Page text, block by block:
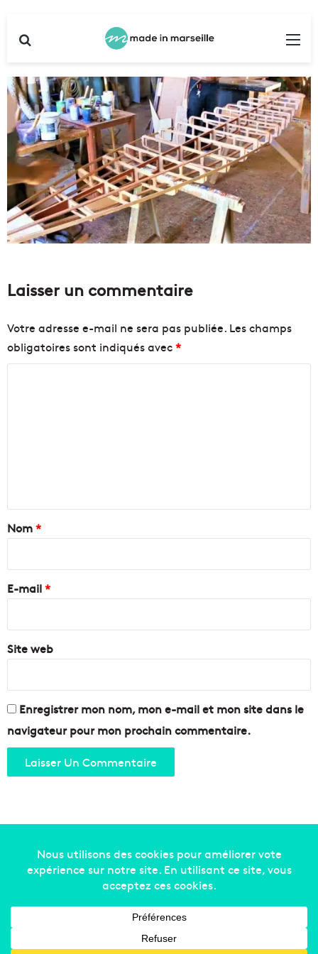
Laisser un commentaire
Votre adresse e-mail ne sera pas publiée. Les champs
obligatoires sont indiqués avec*
a
i
r
e
Nom*
E-mail*
Site web
Enregistrer mon nom, mon e-mail et mon site dans le
navigateur pour mon prochain commentaire.
Copyright © 2014-2022Made in Marseille. Tous droits
mentions légales-nous contacter
sommes-nous-annonceurs
Facebook
X LinkedinYouTubeInstagram
RSS